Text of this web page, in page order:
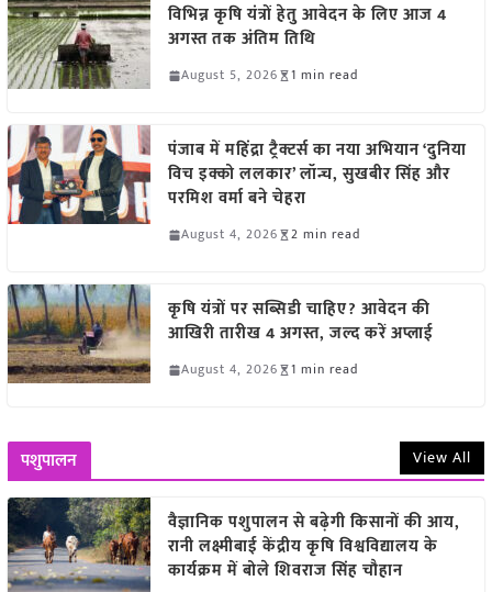
विभिन्न कृषि यंत्रों हेतु आवेदन के लिए आज 4
अगस्त तक अंतिम तिथि
August 5, 2026 1 min read
पंजाब में महिंद्रा ट्रैक्टर्स का नया अभियान ‘दुनिया
विच इक्को ललकार’ लॉन्च, सुखबीर सिंह और
परमिश वर्मा बने चेहरा
August 4, 2026 2 min read
कृषि यंत्रों पर सब्सिडी चाहिए? आवेदन की
आखिरी तारीख 4 अगस्त, जल्द करें अप्लाई
August 4, 2026 1 min read
पशुपालन View All
वैज्ञानिक पशुपालन से बढ़ेगी किसानों की आय,
रानी लक्ष्मीबाई केंद्रीय कृषि विश्वविद्यालय के
कार्यक्रम में बोले शिवराज सिंह चौहान